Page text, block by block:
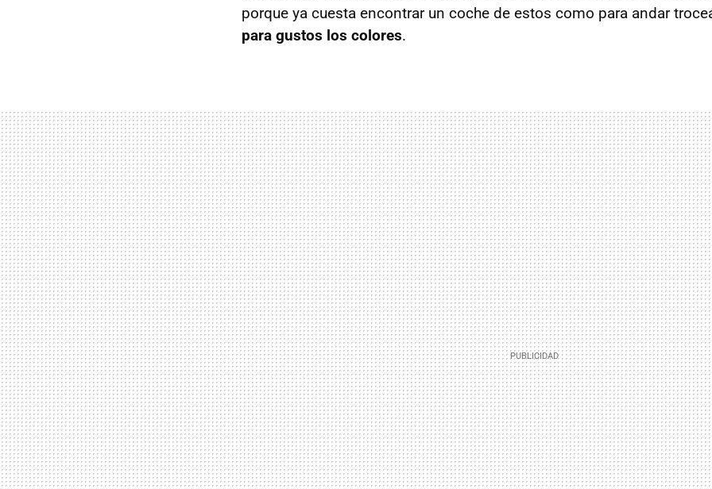
porque ya cuesta encontrar un coche de estos como para andar
para gustos los colores.